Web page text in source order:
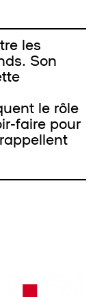
les
Son
le rôle
faire pour